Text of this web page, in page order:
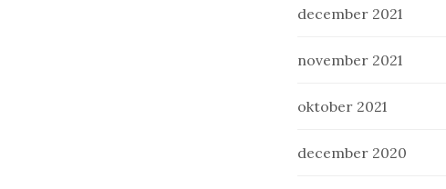
december 2021
november 2021
oktober 2021
december 2020